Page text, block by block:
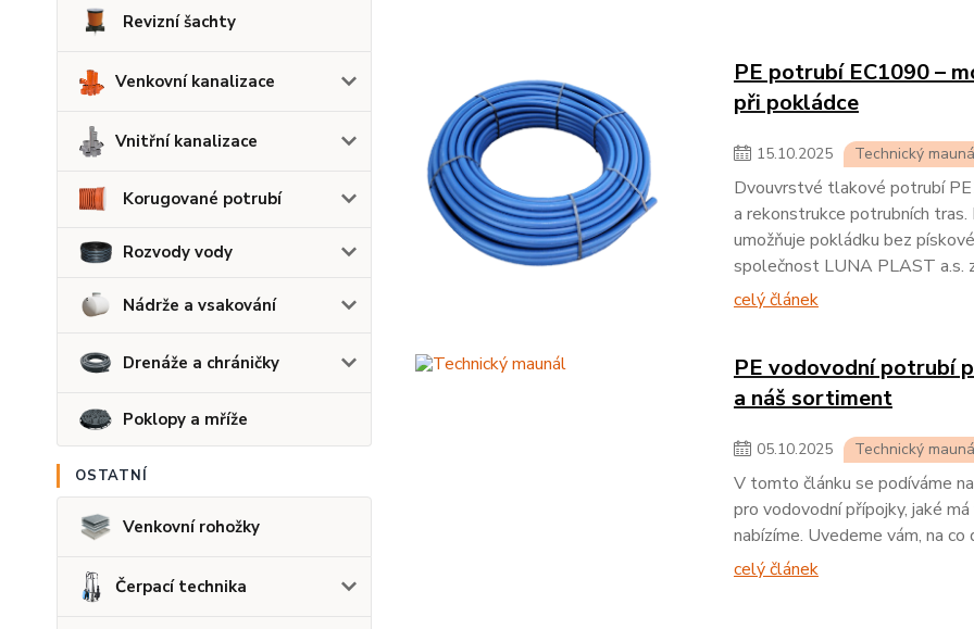
Revizní šachty
Venkovní kanalizace
Vnitřní kanalizace
Korugované potrubí
Rozvody vody
Nádrže a vsakování
Drenáže a chráničky
Poklopy a mříže
OSTATNÍ
Venkovní rohožky
Čerpací technika
PE potrubí EC1090 –
při pokládce
15.10.2025 Technický
Dvouvrstvé tlakové potrubí
a rekonstrukce potrubních
umožňuje pokládku bez
společnost LUNA PLAST a.s.
celý článek
PE vodovodní potrubí
a náš sortiment
05.10.2025 Technický
V tomto článku se podíváme
pro vodovodní přípojky, jaké
nabízíme. Uvedeme vám, na
celý článek